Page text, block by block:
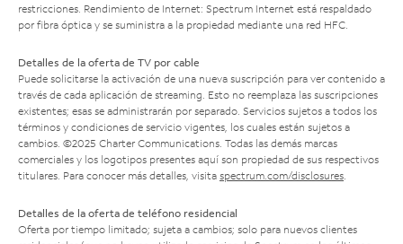
restricciones. Rendimiento de Internet: Spectrum Internet está respaldado
por fibra óptica y se suministra a la propiedad mediante una red HFC.
Detalles de la oferta de TV por cable
Puede solicitarse la activación de una nueva suscripción para ver contenido a
través de cada aplicación de streaming. Esto no reemplaza las suscripciones
existentes; esas se administrarán por separado. Servicios sujetos a todos los
términos y condiciones de servicio vigentes, los cuales están sujetos a
cambios. ©2025 Charter Communications. Todas las demás marcas
comerciales y los logotipos presentes aquí son propiedad de sus respectivos
titulares. Para conocer más detalles, visita spectrum.com/disclosures
Detalles de la oferta de teléfono residencial
Oferta por tiempo limitado; sujeta a cambios; solo para nuevos clientes